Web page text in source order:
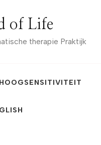
of Life
therapie Praktijk
HOOGSENSITIVITEIT